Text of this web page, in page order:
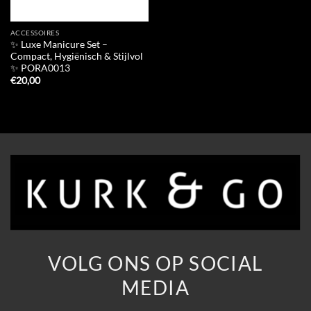
ACCESSOIRES
✨ Luxe Manicure Set –
Compact, Hygiënisch & Stijlvol
✨ PORA0013
€20,00
VOLG ONS OP SOCIAL
MEDIA